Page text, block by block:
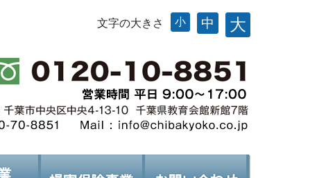
文字の大きさ 小 中 大